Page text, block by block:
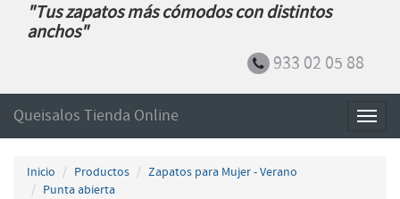
"Tus zapatos más cómodos con distintos
anchos"
933 02 05 88
Queisalos Tienda Online
Inicio Productos
Zapatos para Mujer - Verano
Punta abierta